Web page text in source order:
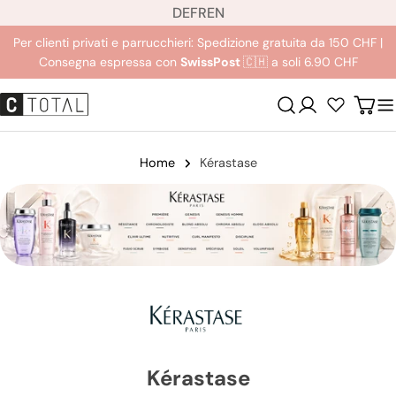
contenuto
i
g
u
a
DE EN
FR
Per clienti privati e parrucchieri: Spedizione gratuita da 150 CHF |
Consegna espressa con SwissPost🇨🇭 a soli 6.90 CHF
Login
Home Kérastase
Kérastase